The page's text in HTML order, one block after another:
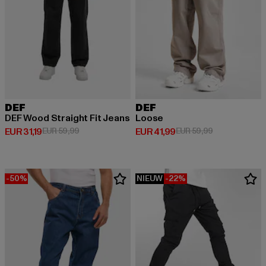
DEF
DEF Wood Straight Fit Jeans
EUR 31,19
Huidige prijs: EUR 31,19
EUR 59,99Actieprijs: EUR 59,99
DEF
Loose
EUR 41,99
Huidige prijs: EUR 41,99
EUR 59,99Actieprijs:
-50% NIEUW -22%